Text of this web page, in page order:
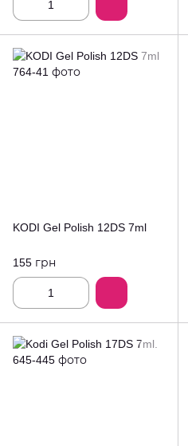
KODI Gel Polish 12DS 7ml
155 грн